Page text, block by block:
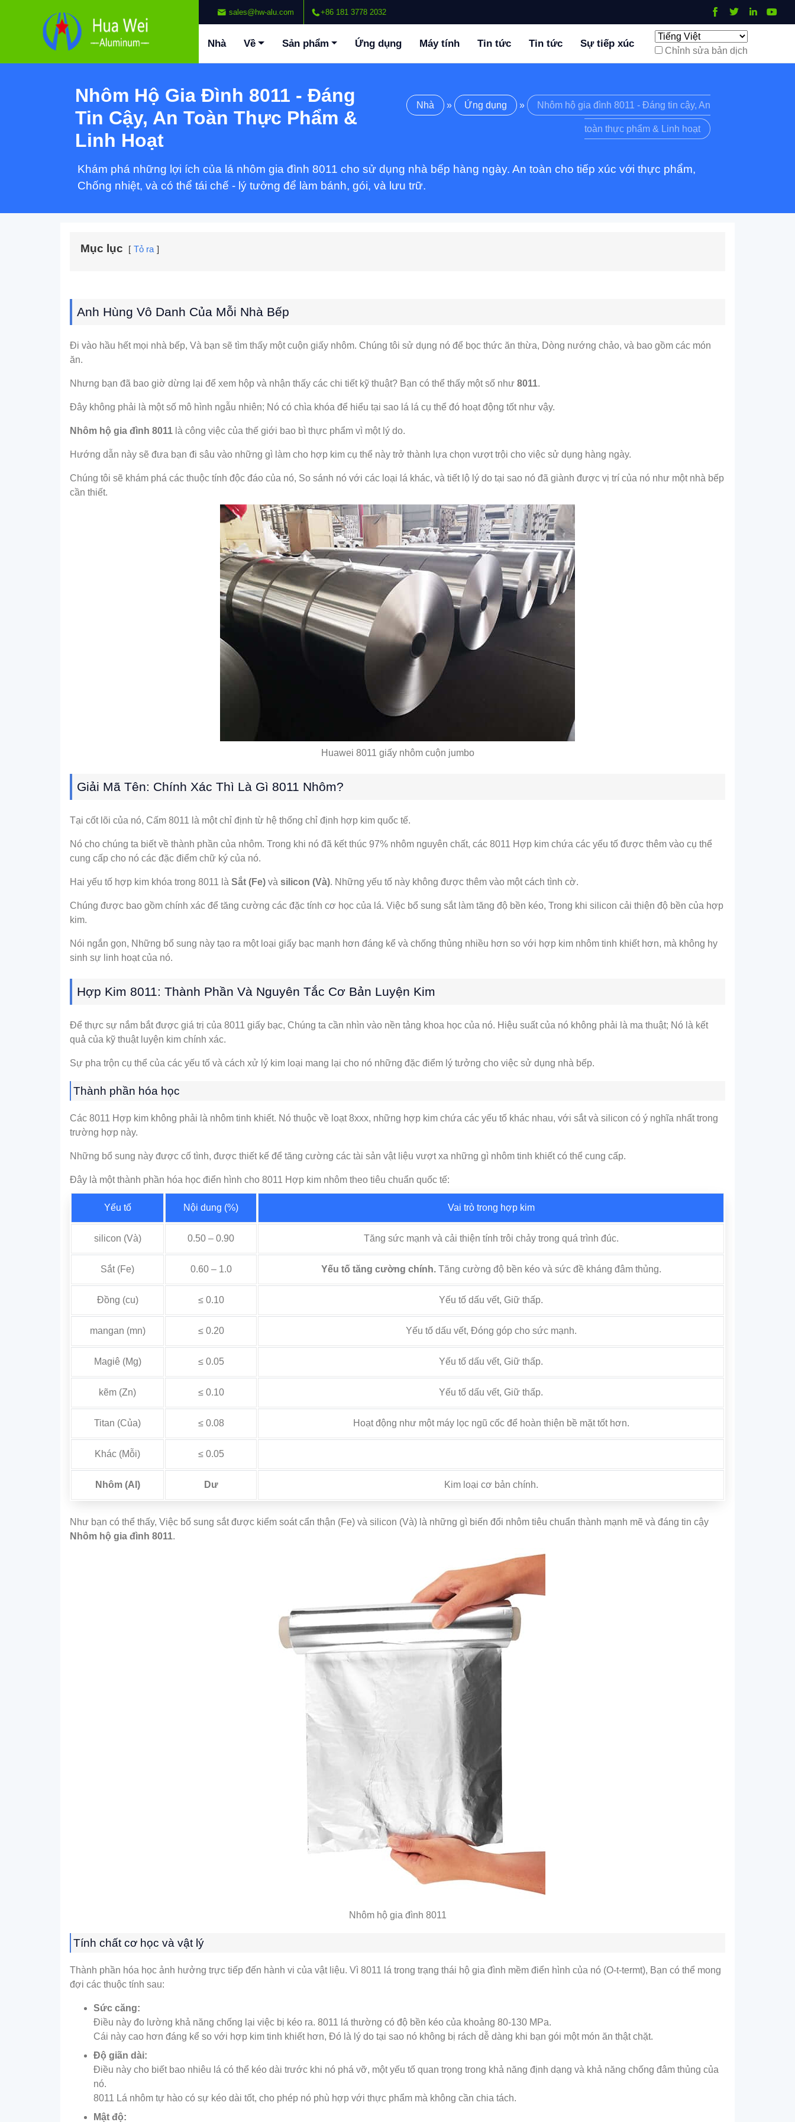
sales@hw-alu.com +86 181 3778 2032
Nhà Về Sản phẩm Ứng dụng Máy tính Tin tức Tin tức Sự tiếp xúc
Chỉnh sửa bản dịch
Nhôm Hộ Gia Đình 8011 - Đáng
Tin Cậy, An Toàn Thực Phẩm &
Linh Hoạt
Nhà » Ứng dụng » Nhôm hộ gia đình 8011 - Đáng tin cậy, An
toàn thực phẩm & Linh hoạt
Khám phá những lợi ích của lá nhôm gia đình 8011 cho sử dụng nhà bếp hàng ngày. An toàn cho tiếp xúc với thực phẩm,
Chống nhiệt, và có thể tái chế - lý tưởng để làm bánh, gói, và lưu trữ.
Mục lục Tỏ ra
Anh Hùng Vô Danh Của Mỗi Nhà Bếp
Đi vào hầu hết mọi nhà bếp, Và bạn sẽ tìm thấy một cuộn giấy nhôm. Chúng tôi sử dụng nó để bọc thức ăn thừa, Dòng nướng chảo, và bao gồm các món
ăn.
Nhưng bạn đã bao giờ dừng lại để xem hộp và nhận thấy các chi tiết kỹ thuật? Bạn có thể thấy một số như 8011.
Đây không phải là một số mô hình ngẫu nhiên; Nó có chìa khóa để hiểu tại sao lá lá cụ thể đó hoạt động tốt như vậy.
Nhôm hộ gia đình 8011 là công việc của thế giới bao bì thực phẩm vì một lý do.
Hướng dẫn này sẽ đưa bạn đi sâu vào những gì làm cho hợp kim cụ thể này trở thành lựa chọn vượt trội cho việc sử dụng hàng ngày.
Chúng tôi sẽ khám phá các thuộc tính độc đáo của nó, So sánh nó với các loại lá khác, và tiết lộ lý do tại sao nó đã giành được vị trí của nó như một nhà bếp
cần thiết.
Huawei 8011 giấy nhôm cuộn jumbo
Giải Mã Tên: Chính Xác Thì Là Gì 8011 Nhôm?
Tại cốt lõi của nó, Cấm 8011 là một chỉ định từ hệ thống chỉ định hợp kim quốc tế.
Nó cho chúng ta biết về thành phần của nhôm. Trong khi nó đã kết thúc 97% nhôm nguyên chất, các 8011 Hợp kim chứa các yếu tố được thêm vào cụ thể
cung cấp cho nó các đặc điểm chữ ký của nó.
Hai yếu tố hợp kim khóa trong 8011 là Sắt (Fe) và silicon (Và). Những yếu tố này không được thêm vào một cách tình cờ.
Chúng được bao gồm chính xác để tăng cường các đặc tính cơ học của lá. Việc bổ sung sắt làm tăng độ bền kéo, Trong khi silicon cải thiện độ bền của hợp
kim.
Nói ngắn gọn, Những bổ sung này tạo ra một loại giấy bạc mạnh hơn đáng kể và chống thủng nhiều hơn so với hợp kim nhôm tinh khiết hơn, mà không hy
sinh sự linh hoạt của nó.
Hợp Kim 8011: Thành Phần Và Nguyên Tắc Cơ Bản Luyện Kim
Để thực sự nắm bắt được giá trị của 8011 giấy bạc, Chúng ta cần nhìn vào nền tảng khoa học của nó. Hiệu suất của nó không phải là ma thuật; Nó là kết
quả của kỹ thuật luyện kim chính xác.
Sự pha trộn cụ thể của các yếu tố và cách xử lý kim loại mang lại cho nó những đặc điểm lý tưởng cho việc sử dụng nhà bếp.
Thành phần hóa học
Các 8011 Hợp kim không phải là nhôm tinh khiết. Nó thuộc về loạt 8xxx, những hợp kim chứa các yếu tố khác nhau, với sắt và silicon có ý nghĩa nhất trong
trường hợp này.
Những bổ sung này được cố tình, được thiết kế để tăng cường các tài sản vật liệu vượt xa những gì nhôm tinh khiết có thể cung cấp.
Đây là một thành phần hóa học điển hình cho 8011 Hợp kim nhôm theo tiêu chuẩn quốc tế:
Yếu tố Nội dung (%) Vai trò trong hợp kim
silicon (Và) 0.50 – 0.90 Tăng sức mạnh và cải thiện tính trôi chảy trong quá trình đúc.
Sắt (Fe) 0.60 – 1.0 Yếu tố tăng cường chính.Tăng cường độ bền kéo và sức đề kháng đâm thủng.
Đồng (cu) ≤ 0.10 Yếu tố dấu vết, Giữ thấp.
mangan (mn) ≤ 0.20 Yếu tố dấu vết, Đóng góp cho sức mạnh.
Magiê (Mg) ≤ 0.05 Yếu tố dấu vết, Giữ thấp.
kẽm (Zn) ≤ 0.10 Yếu tố dấu vết, Giữ thấp.
Titan (Của) ≤ 0.08 Hoạt động như một máy lọc ngũ cốc để hoàn thiện bề mặt tốt hơn.
Khác (Mỗi) ≤ 0.05
Nhôm (Al) Dư Kim loại cơ bản chính.
Như bạn có thể thấy, Việc bổ sung sắt được kiểm soát cẩn thận (Fe) và silicon (Và) là những gì biến đổi nhôm tiêu chuẩn thành mạnh mẽ và đáng tin cậy
Nhôm hộ gia đình 8011.
Nhôm hộ gia đình 8011
Tính chất cơ học và vật lý
Thành phần hóa học ảnh hưởng trực tiếp đến hành vi của vật liệu. Vì 8011 lá trong trạng thái hộ gia đình mềm điển hình của nó (O-t-termt), Bạn có thể mong
đợi các thuộc tính sau:
Sức căng:
Điều này đo lường khả năng chống lại việc bị kéo ra. 8011 lá thường có độ bền kéo của khoảng 80-130 MPa.
Cái này cao hơn đáng kể so với hợp kim tinh khiết hơn, Đó là lý do tại sao nó không bị rách dễ dàng khi bạn gói một món ăn thật chặt.
Độ giãn dài:
Điều này cho biết bao nhiêu lá có thể kéo dài trước khi nó phá vỡ, một yếu tố quan trọng trong khả năng định dạng và khả năng chống đâm thủng của
nó.
8011 Lá nhôm tự hào có sự kéo dài tốt, cho phép nó phù hợp với thực phẩm mà không cần chia tách.
Mật độ: